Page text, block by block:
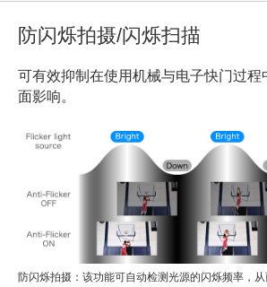
防闪烁拍摄/闪烁扫描
可有效抑制在使用机械与电子快门过程
面影响。
防闪烁拍摄：该功能可自动检测光源的闪烁频率，